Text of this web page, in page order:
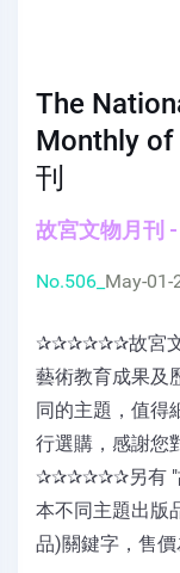
The
Monthly of
刊
故宮文物月刊
No.506_ May-01-
✰✰✰✰✰✰故宮文
藝術教育成果及
同的主題，值得
行選購，感謝您
✰✰✰✰✰✰另有 "
本不同主題出版
品)關鍵字，售